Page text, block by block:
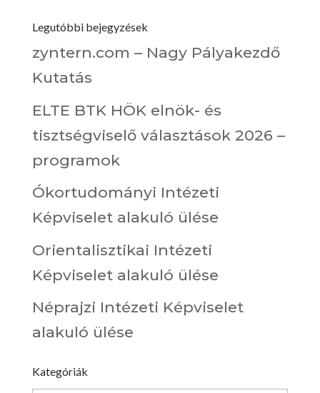
Legutóbbi bejegyzések
zyntern.com – Nagy Pályakezdő
Kutatás
ELTE BTK HÖK elnök- és
tisztségviselő választások 2026 –
programok
Ókortudományi Intézeti
Képviselet alakuló ülése
Orientalisztikai Intézeti
Képviselet alakuló ülése
Néprajzi Intézeti Képviselet
alakuló ülése
Kategóriák